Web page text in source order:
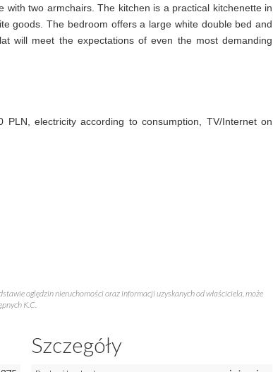
two armchairs. The kitchen is a practical kitchenette in
goods. The bedroom offers a large white double bed and
will meet the expectations of even the most demanding
electricity according to consumption, TV/Internet on
oględzin nieruchomości oraz informacji uzyskanych od właściciela, może
K.C.
Szczegóły